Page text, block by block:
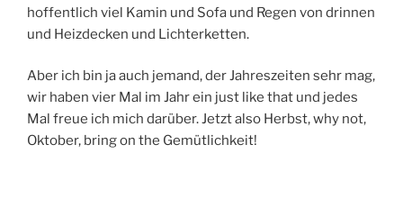
hoffentlich viel Kamin und Sofa und Regen von drinnen
und Heizdecken und Lichterketten.
Aber ich bin ja auch jemand, der Jahreszeiten sehr mag,
wir haben vier Mal im Jahr ein just like that und jedes
Mal freue ich mich darüber. Jetzt also Herbst, why not,
Oktober, bring on the Gemütlichkeit!